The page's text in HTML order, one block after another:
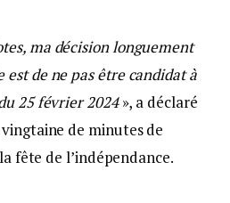
ma décision longuement
de ne pas être candidat à
25 février 2024», a déclaré
de minutes de
fête de l’indépendance.